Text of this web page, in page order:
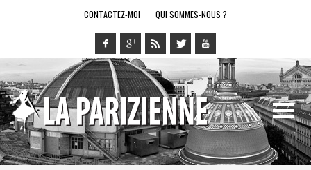
CONTACTEZ-MOI QUI SOMMES-NOUS ?